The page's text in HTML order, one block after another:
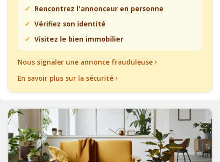
Rencontrez l'annonceur en personne
Vérifiez son identité
Visitez le bien immobilier
Nous signaler une annonce frauduleuse
En savoir plus sur la sécurité